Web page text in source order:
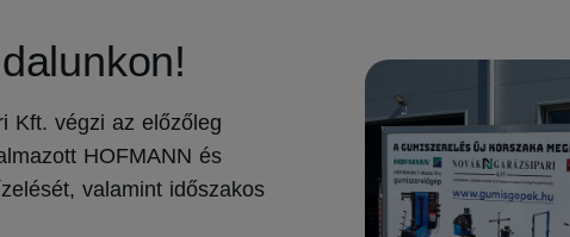
Kft. végzi az előzőleg
HOFMANN és
valamint időszakos